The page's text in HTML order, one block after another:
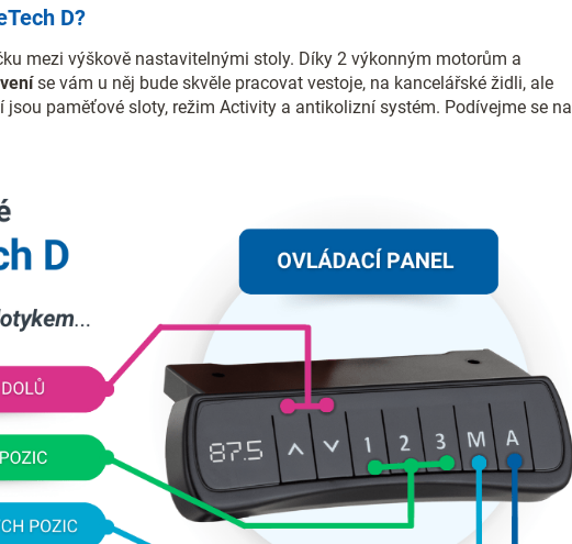
D?
mezi výškově nastavitelnými stoly. Díky 2 výkonným motorům a
se vám u něj bude skvěle pracovat vestoje, na kancelářské židli, ale
paměťové sloty, režim Activity a antikolizní systém. Podívejme se na